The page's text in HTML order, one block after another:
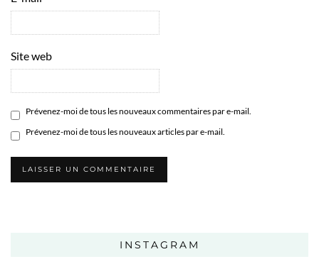
Site web
Prévenez-moi de tous les nouveaux commentaires par e-mail.
Prévenez-moi de tous les nouveaux articles par e-mail.
INSTAGRAM